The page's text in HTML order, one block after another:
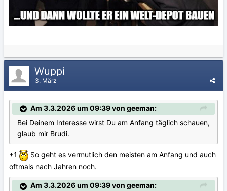
Wuppi
3. März
Am 3.3.2026 um 09:39 von geeman:
Bei Deinem Interesse wirst Du am Anfang täglich schauen,
glaub mir Brudi.
+1
So geht es vermutlich den meisten am Anfang und auch
oftmals nach Jahren noch.
Am 3.3.2026 um 09:39 von geeman: